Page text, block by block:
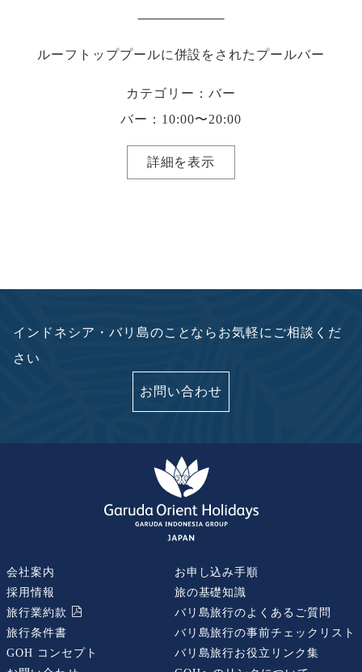
ルーフトッププールに併設をされたプールバー
カテゴリー：バー
バー：10:00〜20:00
詳細を表示
インドネシア・バリ島のことならお気軽にご相談くだ
さい
お問い合わせ
会社案内
採用情報
旅行業約款
旅行条件書
GOH コンセプト
お申し込み手順
旅の基礎知識
バリ島旅行のよくあるご質問
バリ島旅行の事前チェックリスト
バリ島旅行お役立リンク集